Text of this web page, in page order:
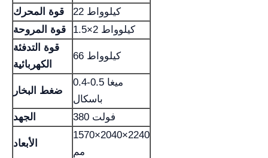
قوة المحرك
22 كيلوواط
قوة المروحة
1.5×2 كيلوواط
قوة التدفئة
الكهربائية
66 كيلوواط
ضغط البخار
0.4-0.5 ميغا
باسكال
الجهد
380 فولت
الأبعاد
1570×2040×2240
مم